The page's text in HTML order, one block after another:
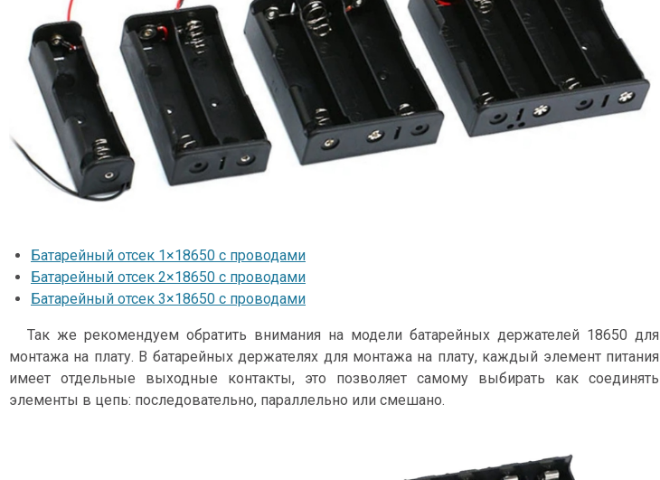
Батарейный отсек 1×18650 с проводами
Батарейный отсек 2×18650 с проводами
Батарейный отсек 3×18650 с проводами
Так же рекомендуем обратить внимания на модели батарейных держателей 18650 для
монтажа на плату. В батарейных держателях для монтажа на плату, каждый элемент питания
имеет отдельные выходные контакты, это позволяет самому выбирать как соединять
элементы в цепь: последовательно, параллельно или смешано.